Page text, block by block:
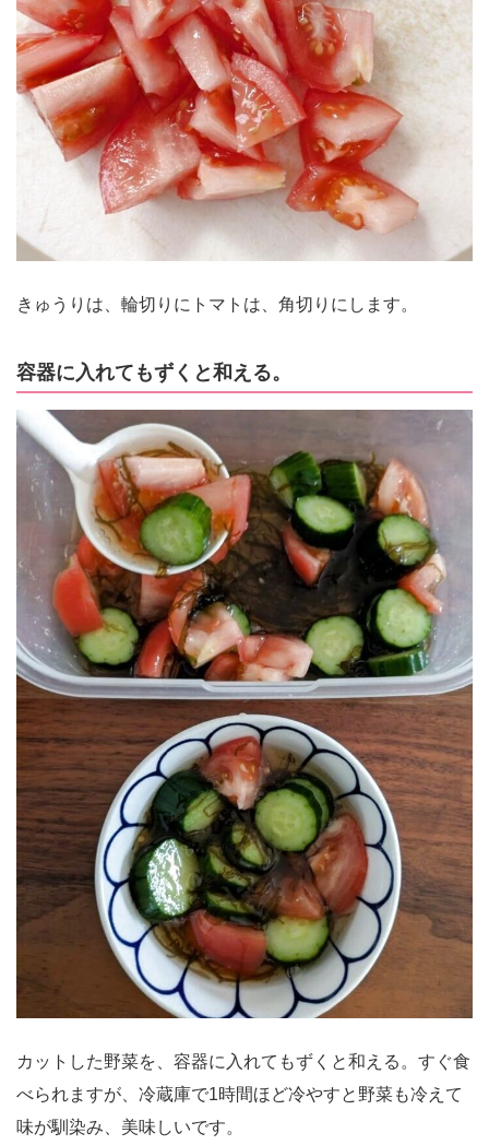
きゅうりは、輪切りにトマトは、角切りにします。
容器に入れてもずくと和える。
カットした野菜を、容器に入れてもずくと和える。すぐ食
べられますが、冷蔵庫で1時間ほど冷やすと野菜も冷えて
味が馴染み、美味しいです。